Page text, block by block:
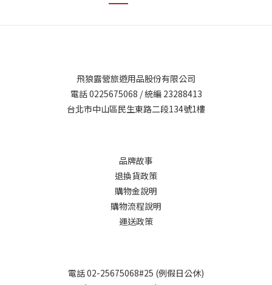
飛狼露營旅遊用品股份有限公司
電話 0225675068 / 統編 23288413
台北市中山區民生東路二段134號1樓
品牌故事
退換貨政策
購物金說明
購物流程說明
運送政策
電話 02-25675068#25 (例假日公休)